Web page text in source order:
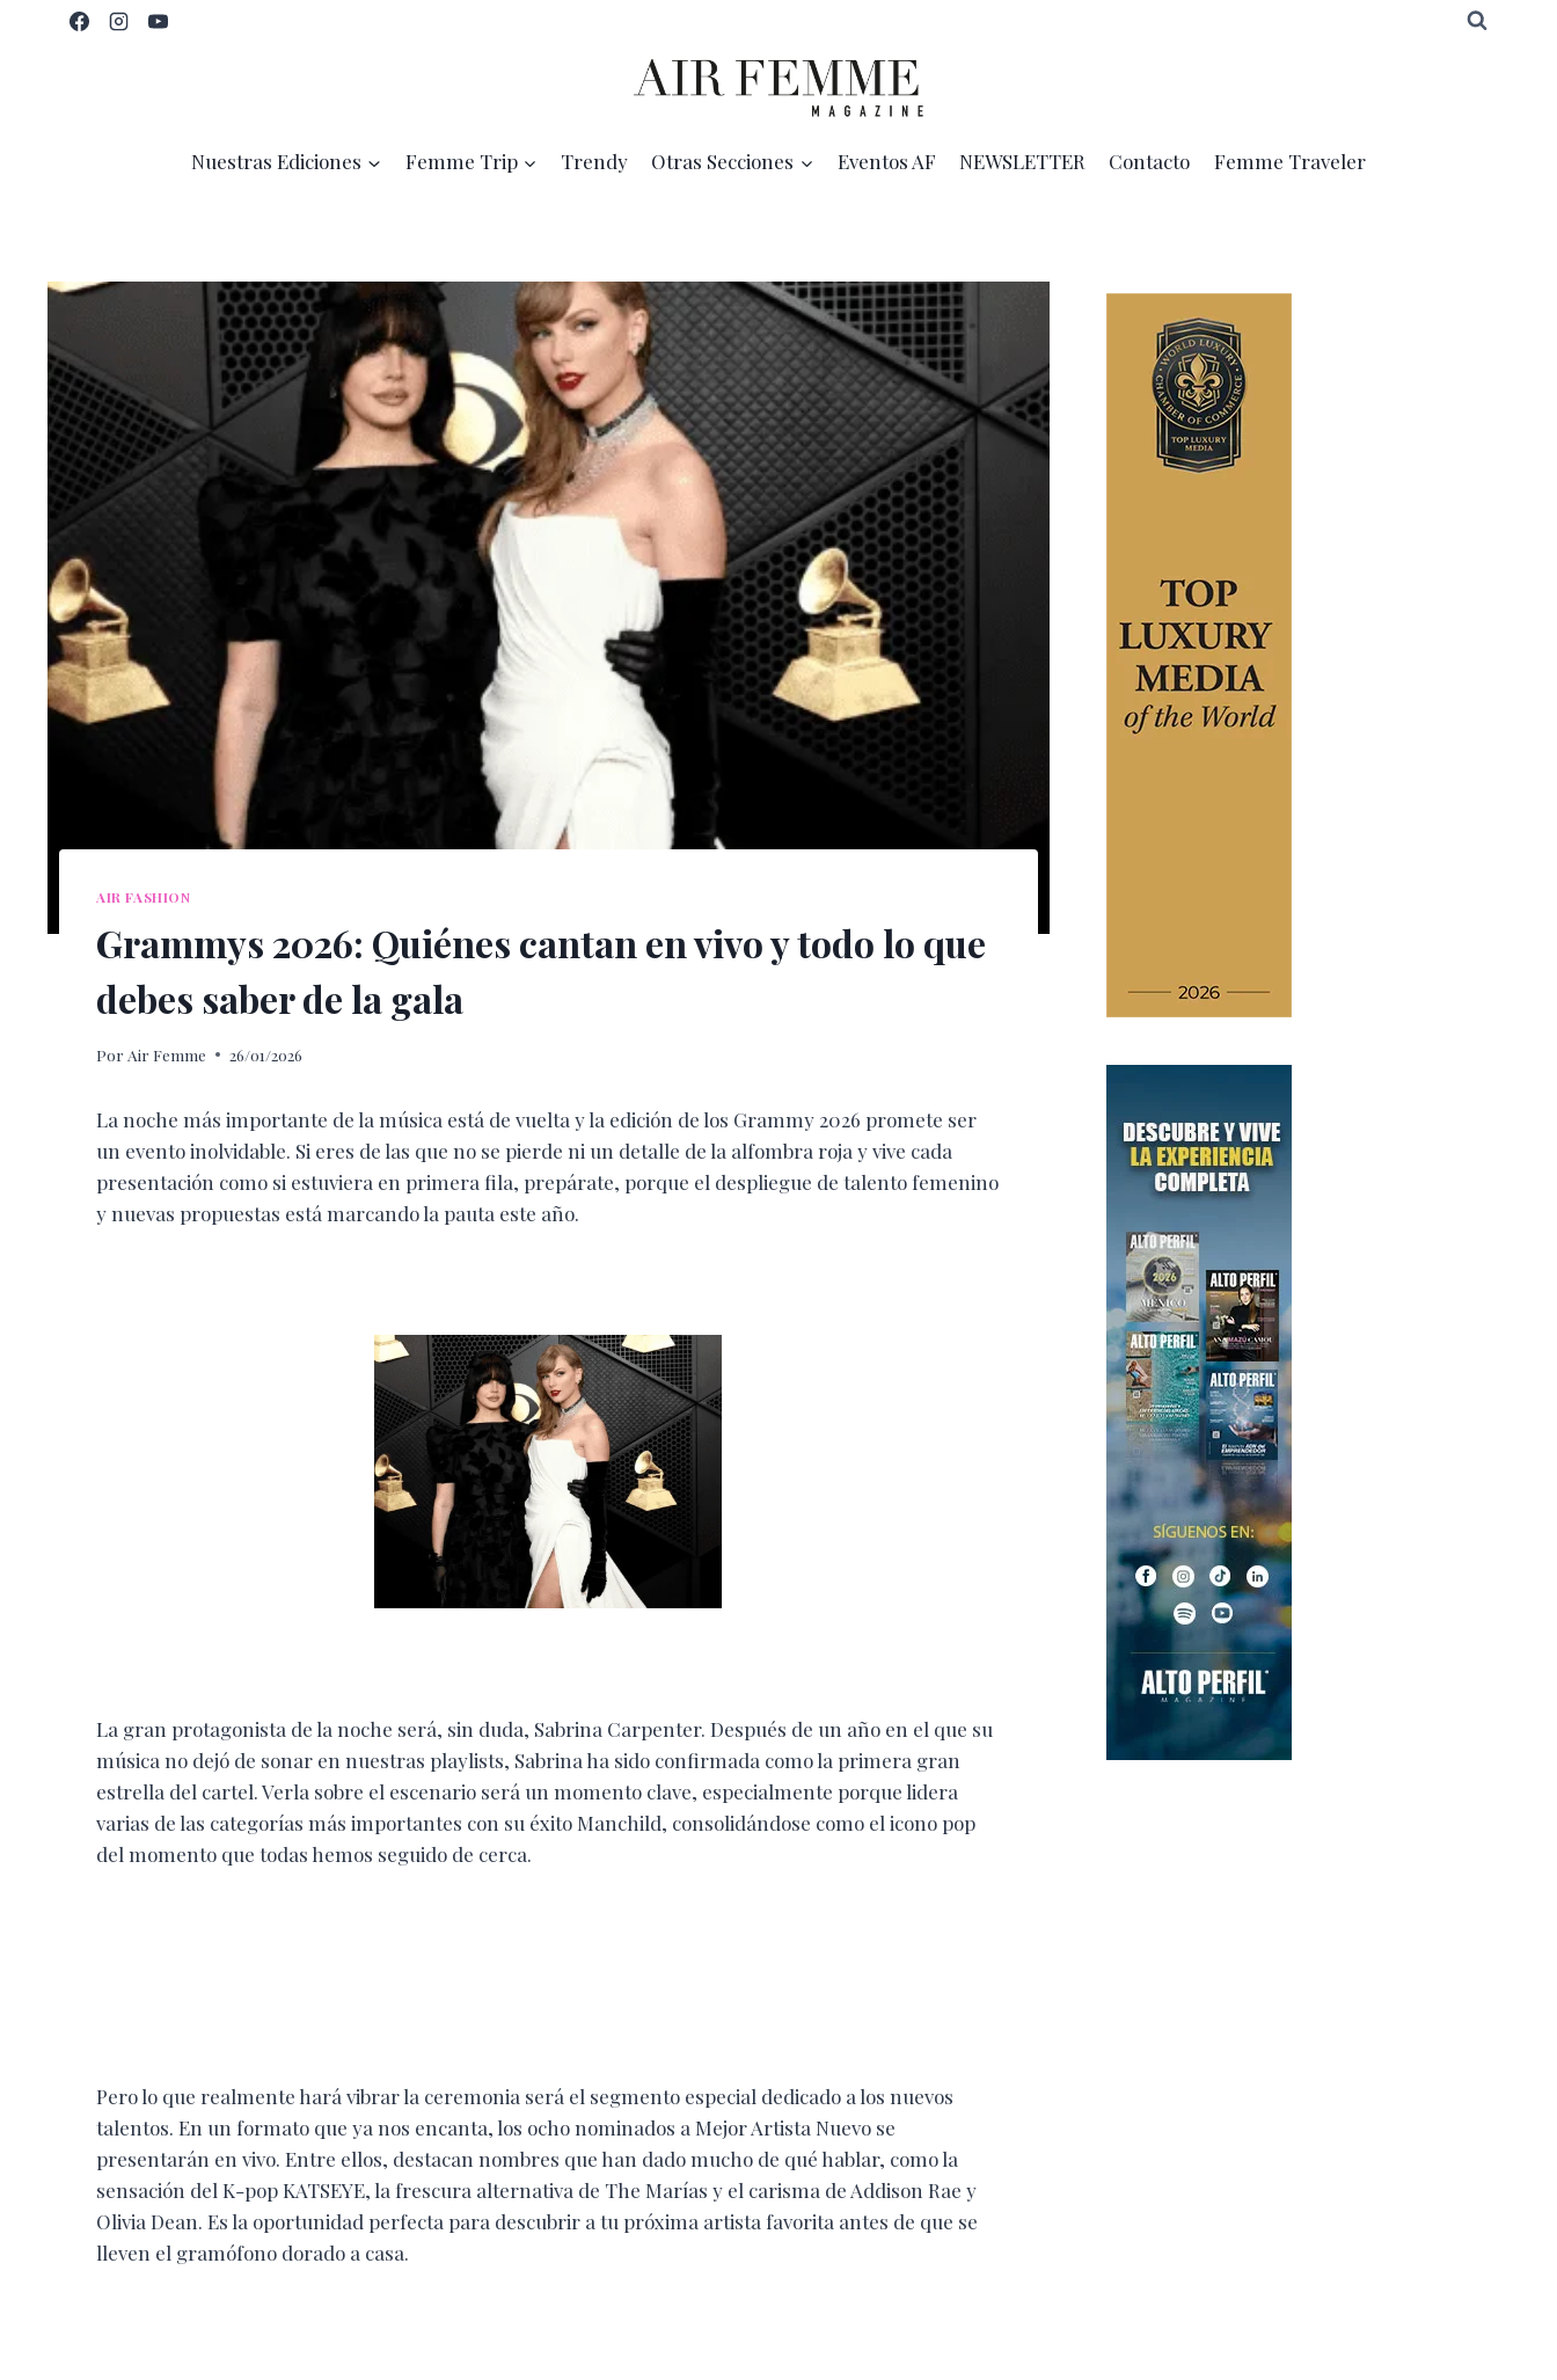
Nuestras Ediciones Femme Trip Trendy Otras Secciones Eventos AF NEWSLETTER Contacto Femme Traveler
AIR FASHION
Grammys 2026: Quiénes cantan en vivo y todo lo que
debes saber de la gala
Por Air Femme 26/01/2026
La noche más importante de la música está de vuelta y la edición de los Grammy 2026 promete ser
un evento inolvidable. Si eres de las que no se pierde ni un detalle de la alfombra roja y vive cada
presentación como si estuviera en primera fila, prepárate, porque el despliegue de talento femenino
y nuevas propuestas está marcando la pauta este año.
La gran protagonista de la noche será, sin duda, Sabrina Carpenter. Después de un año en el que su
música no dejó de sonar en nuestras playlists, Sabrina ha sido confirmada como la primera gran
estrella del cartel. Verla sobre el escenario será un momento clave, especialmente porque lidera
varias de las categorías más importantes con su éxito Manchild, consolidándose como el icono pop
del momento que todas hemos seguido de cerca.
Pero lo que realmente hará vibrar la ceremonia será el segmento especial dedicado a los nuevos
talentos. En un formato que ya nos encanta, los ocho nominados a Mejor Artista Nuevo se
presentarán en vivo. Entre ellos, destacan nombres que han dado mucho de qué hablar, como la
sensación del K-pop KATSEYE, la frescura alternativa de The Marías y el carisma de Addison Rae y
Olivia Dean. Es la oportunidad perfecta para descubrir a tu próxima artista favorita antes de que se
lleven el gramófono dorado a casa.